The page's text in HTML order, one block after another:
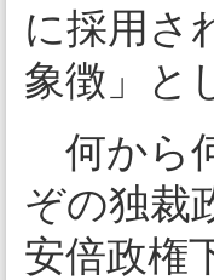
に採用さ
象徴」と
何から
ぞの独裁
安倍政権